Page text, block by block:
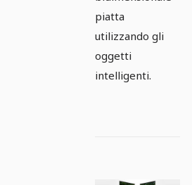
piatta
utilizzando gli
oggetti
intelligenti.